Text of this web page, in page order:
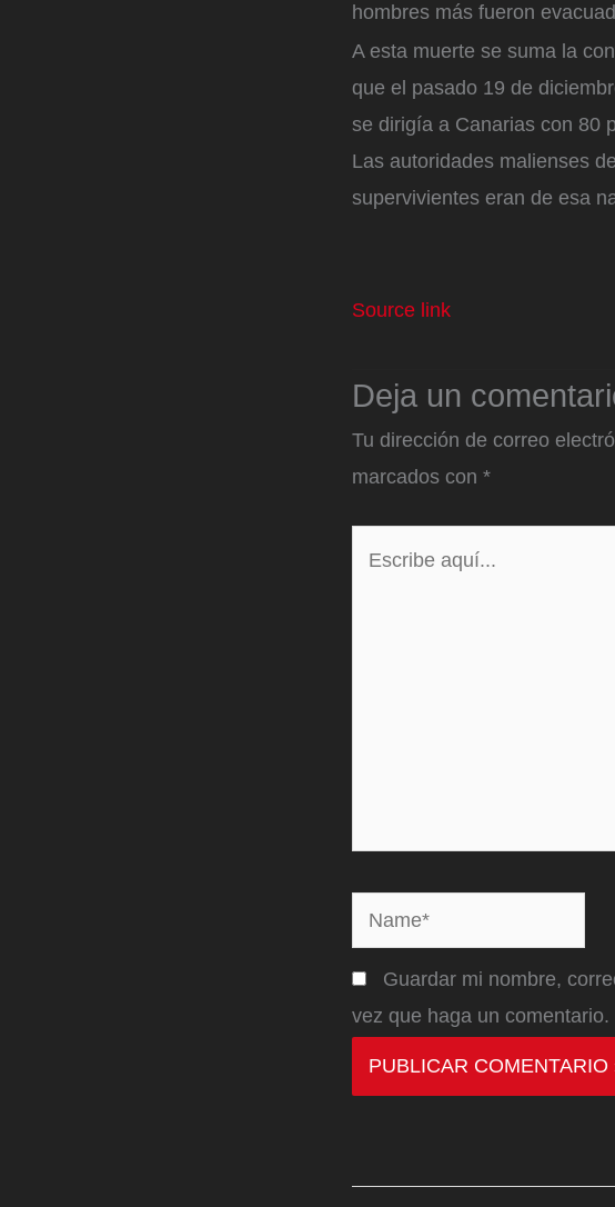
hombres más fueron
A esta muerte se suma la
que el pasado 19 de
se dirigía a Canarias con 80
Las autoridades malienses
supervivientes eran de esa
Source link
Deja un
Tu dirección de correo
marcados con *
Name*
Guardar mi nombre,
vez que haga un comentario.